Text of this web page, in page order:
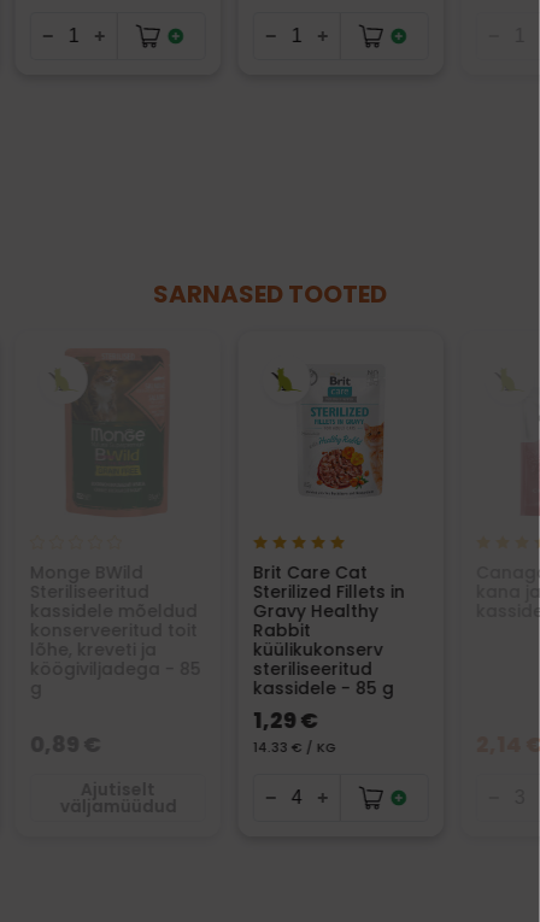
SARNASED TOOTED
Brit Care Cat
Sterilized Fillets in
Gravy Healthy
Rabbit
küülikukonserv
steriliseeritud
kassidele - 85 g
1,29 €
14.33 € / KG
kana
2,14